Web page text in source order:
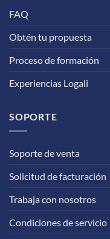
FAQ
Obtén tu propuesta
Proceso de formación
Experiencias Logali
SOPORTE
Soporte de venta
Solicitud de facturación
Trabaja con nosotros
Condiciones de servicio